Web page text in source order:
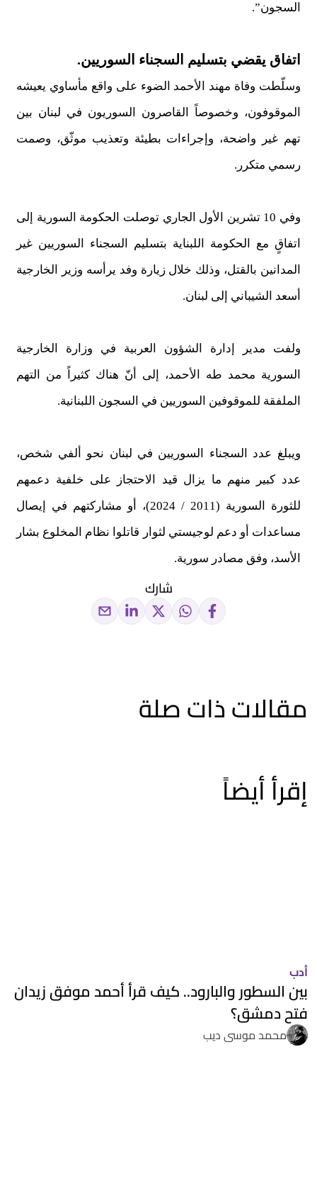
السجون”.
اتفاق يقضي بتسليم السجناء السوريين.
وسلّطت وفاة مهند الأحمد الضوء على واقع مأساوي يعيشه
الموقوفون، وخصوصاً القاصرون السوريون في لبنان بين
تهم غير واضحة، وإجراءات بطيئة وتعذيب موثّق، وصمت
رسمي متكرر.
وفي 10 تشرين الأول الجاري توصلت الحكومة السورية إلى
اتفاقٍ مع الحكومة اللبناية بتسليم السجناء السوريين غير
المدانين بالقتل، وذلك خلال زيارة وفد يرأسه وزير الخارجية
أسعد الشيباني إلى لبنان.
ولفت مدير إدارة الشؤون العربية في وزارة الخارجية
السورية محمد طه الأحمد، إلى أنّ هناك كثيراً من التهم
الملفقة للموقوفين السوريين في السجون اللبنانية.
ويبلغ عدد السجناء السوريين في لبنان نحو ألفي شخص،
عدد كبير منهم ما يزال قيد الاحتجاز على خلفية دعمهم
للثورة السورية (2011 / 2024)، أو مشاركتهم في إيصال
مساعدات أو دعم لوجيستي لثوار قاتلوا نظام المخلوع بشار
الأسد، وفق مصادر سورية.
شارك
مقالات ذات صلة
إقرأ أيضاً
أدب
بين السطور والبارود.. كيف قرأ أحمد موفق زيدان
فتح دمشق؟
محمد موسى ديب